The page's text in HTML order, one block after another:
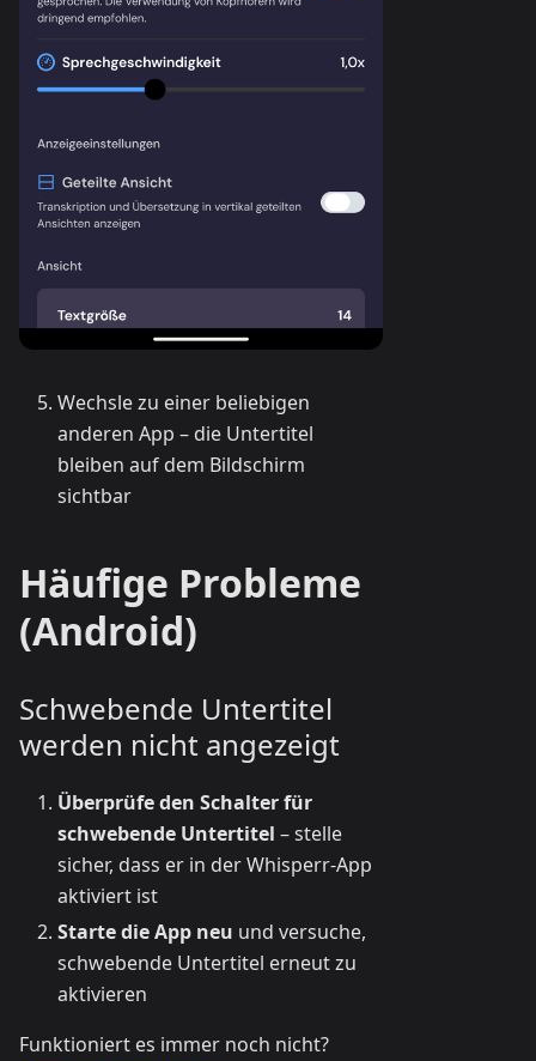
Wechsle zu einer beliebigen
anderen App – die Untertitel
bleiben auf dem Bildschirm
sichtbar
Häufige Probleme
(Android)
Schwebende Untertitel
werden nicht angezeigt
Überprüfe den Schalter für
schwebende Untertitel – stelle
sicher, dass er in der Whisperr-App
aktiviert ist
Starte die App neu und versuche,
schwebende Untertitel erneut zu
aktivieren
Funktioniert es immer noch nicht?